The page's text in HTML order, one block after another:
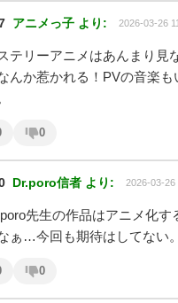
アニメっ子 より: 2026-03-26
テリーアニメはあんまり見
んか惹かれる！PVの音楽も
0
Dr.poro信者 より: 2026-03-26
先生の作品はアニメ化
ぁ…今回も期待はしてない。
0